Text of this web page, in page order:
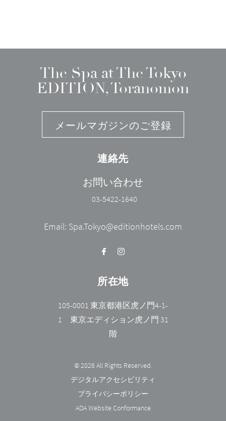
The Spa at The Tokyo
EDITION, Toranomon
メールマガジンのご登録
連絡先
お問い合わせ
03-5422-1640
Email: Spa.Tokyo@editionhotels.com
所在地
105-0001 東京都港区虎ノ門4-1-
1 東京エディション虎ノ門 31
階
© 2026 All Rights Reserved.
デジタルアクセシビリティ
プライバシーポリシー
ADA Website Conformance